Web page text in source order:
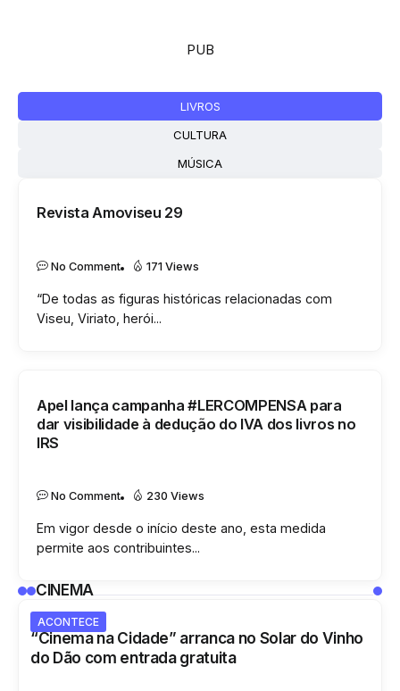
PUB
LIVROS
CULTURA
MÚSICA
Revista Amoviseu 29
DESTAQUES
No Comment 171 Views
“De todas as figuras históricas relacionadas com
Viseu, Viriato, herói...
Apel lança campanha #LERCOMPENSA para
dar visibilidade à dedução do IVA dos livros no
IRS
LIVROS
No Comment 230 Views
Em vigor desde o início deste ano, esta medida
permite aos contribuintes...
CINEMA
ACONTECE
“Cinema na Cidade” arranca no Solar do Vinho
do Dão com entrada gratuita